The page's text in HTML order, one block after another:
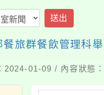
送出
旅群餐飲管理科
2024-01-09 / 內容狀態